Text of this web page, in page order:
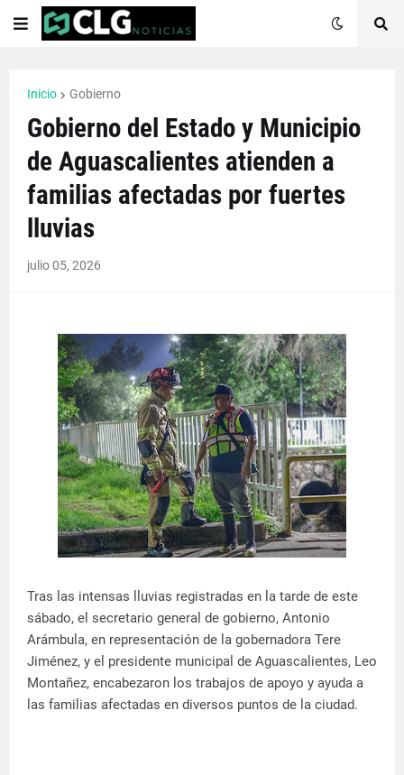
Inicio Gobierno
Gobierno del Estado y Municipio
de Aguascalientes atienden a
familias afectadas por fuertes
lluvias
julio 05, 2026
Tras las intensas lluvias registradas en la tarde de este
sábado, el secretario general de gobierno, Antonio
Arámbula, en representación de la gobernadora Tere
Jiménez, y el presidente municipal de Aguascalientes, Leo
Montañez, encabezaron los trabajos de apoyo y ayuda a
las familias afectadas en diversos puntos de la ciudad.